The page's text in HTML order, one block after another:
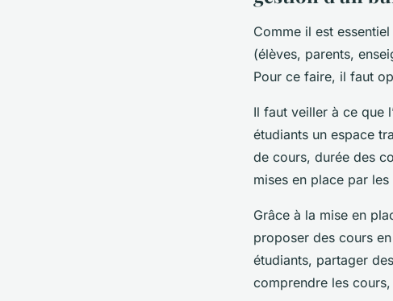
Comme il est
(élèves, parents,
Pour ce faire, il faut
Il faut veiller à ce que
étudiants un espace
de cours, durée des
mises en place par les
Grâce à la mise en
proposer des cours
étudiants, partager
comprendre les